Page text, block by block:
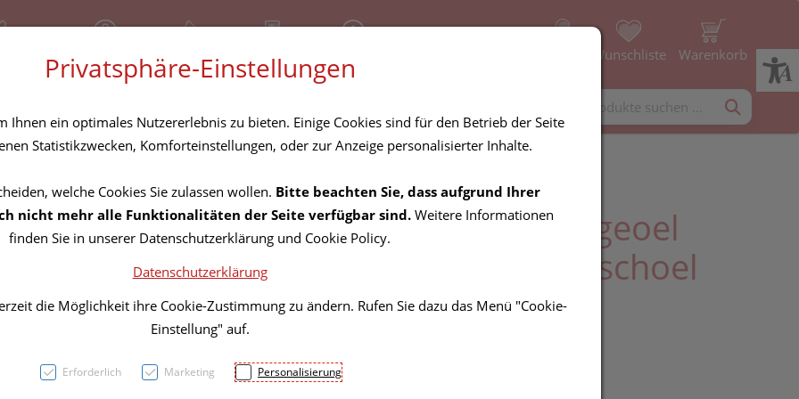
Geschlossen Über uns Rezept-Anfrage Wunschliste Warenkorb
Primavera Bio-pflegeoel
Sanddornfruchtfleischoel
30ml
PZN: 2859838
Privatsphäre-Einstellungen
Ihnen ein optimales Nutzererlebnis zu bieten. Einige Cookies sind für den Betrieb der Seite
Statistikzwecken, Komforteinstellungen, oder zur Anzeige personalisierter Inhalte.
welche Cookies Sie zulassen wollen. Bitte beachten Sie, dass aufgrund Ihrer
nicht mehr alle Funktionalitäten der Seite verfügbar sind. Weitere Informationen
finden Sie in unserer Datenschutzerklärung und Cookie Policy.
Datenschutzerklärung
die Möglichkeit ihre Cookie-Zustimmung zu ändern. Rufen Sie dazu das Menü "Cookie-
Einstellung" auf.
Erforderlich Marketing Personalisierung